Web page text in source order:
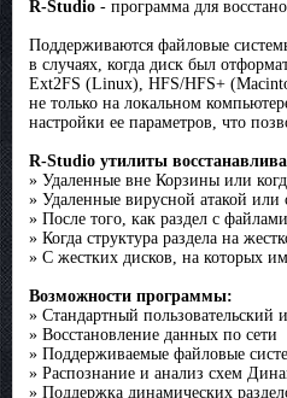
R-Studio - программа для
Поддерживаются файловые
в случаях, когда диск был
Ext2FS (Linux), HFS/HFS+
не только на локальном
настройки ее параметров, что
R-Studio утилиты
» Удаленные вне Корзины или
» Удаленные вирусной атакой или
» После того, как раздел с
» Когда структура раздела на
» С жестких дисков, на которых
Возможности программы:
» Стандартный
» Восстановление данных по сети
» Поддерживаемые файловые
» Распознание и анализ схем
» Поддержка динамических